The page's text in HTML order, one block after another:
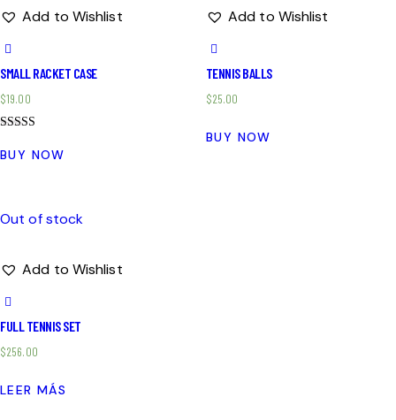
Add to Wishlist
SMALL RACKET CASE
$19.00
5.00
de 5
BUY NOW
Add to Wishlist
TENNIS BALLS
$25.00
BUY NOW
Out of stock
Add to Wishlist
FULL TENNIS SET
$256.00
LEER MÁS